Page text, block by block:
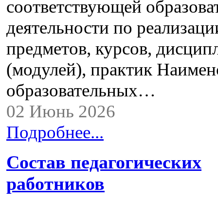
соответствующей
деятельности по
предметов, курсов,
(модулей), практик
образовательных…
02 Июнь 2026
Подробнее...
Состав педагогических
работников